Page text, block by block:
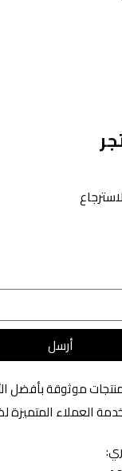
أرسل
موثوقة بأفضل
العملاء المتميزة